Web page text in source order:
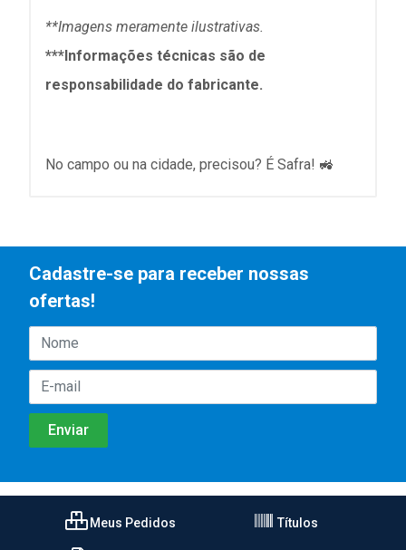
**Imagens meramente ilustrativas.
***Informações técnicas são de
responsabilidade do fabricante.
No campo ou na cidade, precisou? É Safra! 🚜
Cadastre-se para receber nossas
ofertas!
Meus Pedidos Títulos